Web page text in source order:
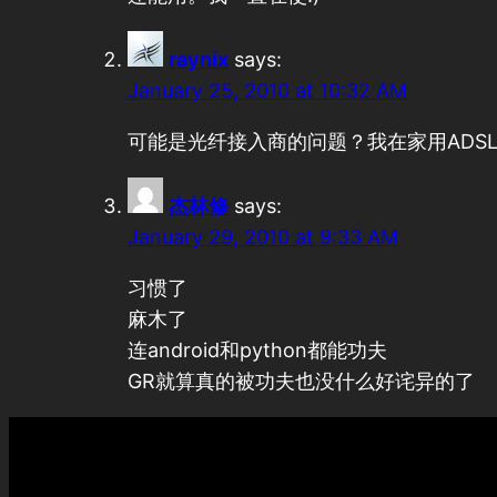
raynix says:
January 25, 2010 at 10:32 AM
可能是光纤接入商的问题？我在家用
杰林修 says:
January 29, 2010 at 9:33 AM
习惯了
麻木了
连android和python都能功夫
GR就算真的被功夫也没什么好诧异的了